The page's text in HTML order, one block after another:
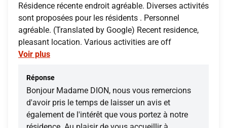
Résidence récente endroit agréable. Diverses activités
sont proposées pour les résidents . Personnel
agréable. (Translated by Google) Recent residence,
pleasant location. Various activities are off
Voir plus
Réponse
Bonjour Madame DION, nous vous remercions
d'avoir pris le temps de laisser un avis et
également de l'intérêt que vous portez à notre